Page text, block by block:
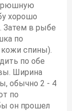
хорошо
Затем в рыбе
по
кожи спины).
по обе
Ширина
обычно 2 - 4
по
он прошел